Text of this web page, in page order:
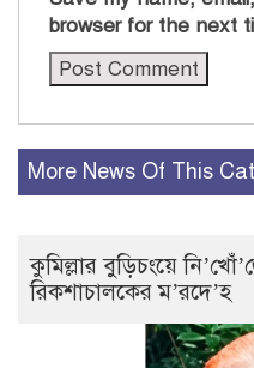
browser for the next
More News Of This
কুমিল্লার বুড়িচংয়ে
রিকশাচালকের ম’রদে’হ